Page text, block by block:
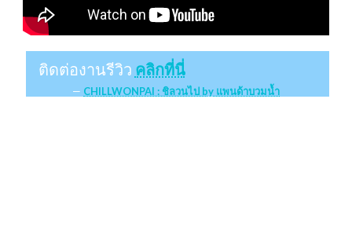
ติดต่องานรีวิว คลิกที่นี่
CHILLWONPAI : ชิลวนไป by แพนด้าบวมน้ำ